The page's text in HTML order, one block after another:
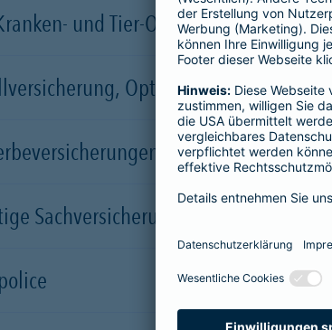
und Tier-OP-Versicherung
Opti5Rente und Kinder-
Sachversicherung (z.B. Fahrrad-/E-